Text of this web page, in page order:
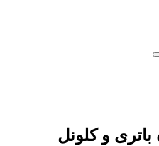
باتری و کلونل